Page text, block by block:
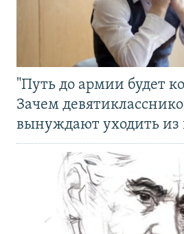
"Путь до армии будет
Зачем
вынуждают уходить из